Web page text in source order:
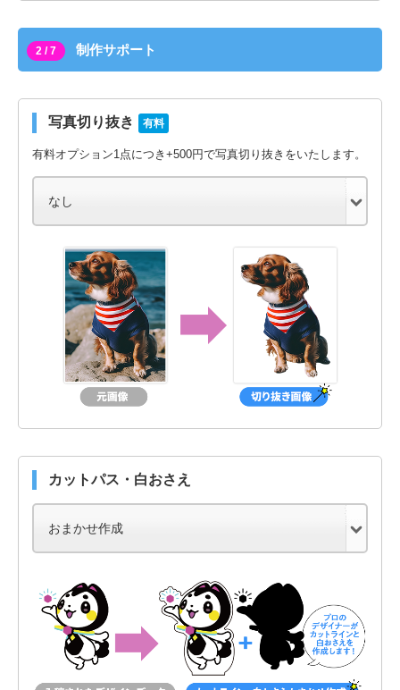
2 / 7 制作サポート
写真切り抜き 有料
有料オプション1点につき+500円で写真切り抜きをいたします。
カットパス・白おさえ